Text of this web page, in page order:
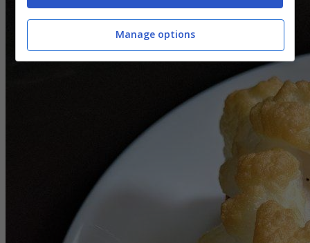
Manage options